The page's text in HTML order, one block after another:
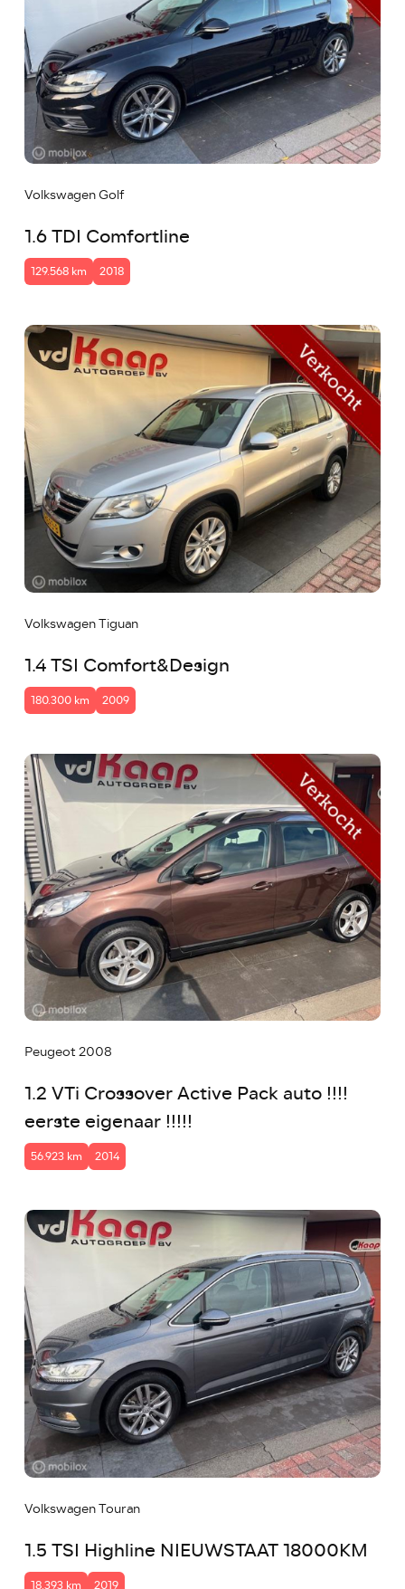
Volkswagen Golf
1.6 TDI Comfortline
129.568 km 2018
Volkswagen Tiguan
1.4 TSI Comfort&Design
180.300 km 2009
Peugeot 2008
1.2 VTi Crossover Active Pack auto !!!!
eerste eigenaar !!!!!
56.923 km 2014
Volkswagen Touran
1.5 TSI Highline NIEUWSTAAT 18000KM
18.393 km 2019